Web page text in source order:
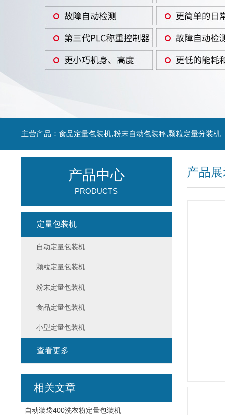
主营产品：食品定量包装机,粉末自动包装秤,颗粒定量分装机
产品
产品中心
PRODUCTS
定量包装机
自动定量包装机
颗粒定量包装机
粉末定量包装机
食品定量包装机
小型定量包装机
查看更多
相关文章
自动装袋400洗衣粉定量包装机